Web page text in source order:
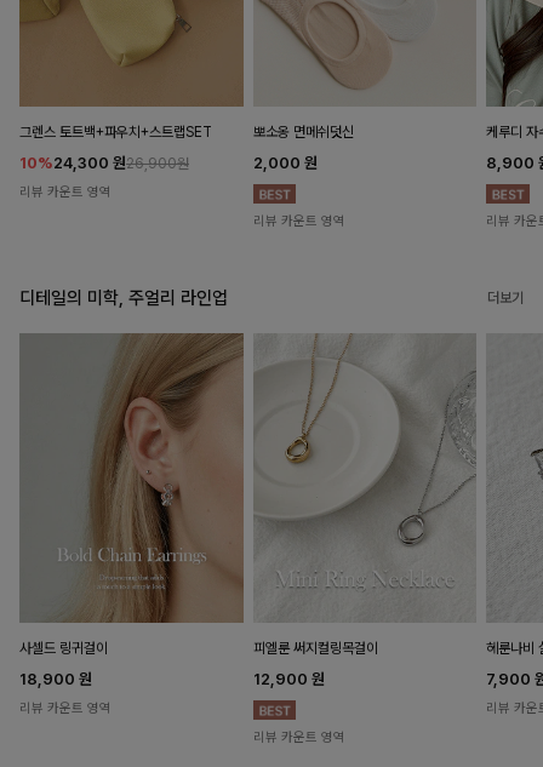
그렌스 토트백+파우치+스트랩SET
10%24,300 원26,900원
리뷰 카운트 영역
뽀소옹 면메쉬덧신
2,000 원
리뷰 카운트 영역
케루디 자
8,900
리뷰 카운
디테일의 미학, 주얼리 라인업 더보기
사셀드 링귀걸이
18,900 원
리뷰 카운트 영역
피엘룬 써지컬링목걸이
12,900 원
리뷰 카운트 영역
헤룬나비
7,900
리뷰 카운